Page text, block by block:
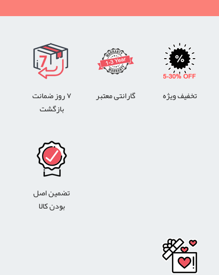
تخفیف ویژه گارانتی معتبر
۷ روز ضمانت
بازگشت
تضمین اصل
بودن کالا